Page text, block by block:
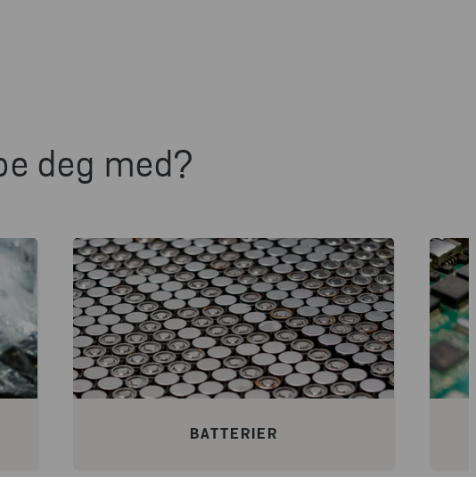
deg med?
BATTERIER